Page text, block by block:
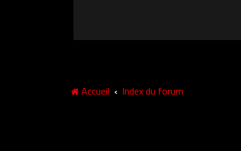
Accueil Index du forum